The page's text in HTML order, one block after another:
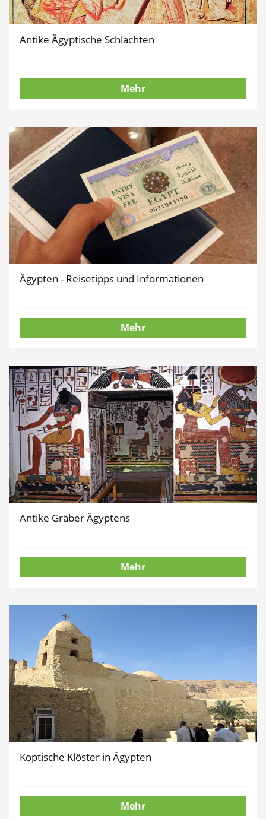
Antike Ägyptische Schlachten
Mehr
Ägypten - Reisetipps und Informationen
Mehr
Antike Gräber Ägyptens
Mehr
Koptische Klöster in Ägypten
Mehr